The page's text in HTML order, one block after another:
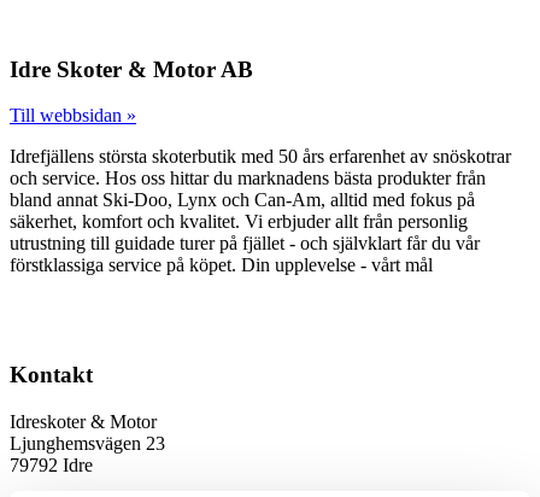
Idre Skoter & Motor AB
Till webbsidan »
Idrefjällens största skoterbutik med 50 års erfarenhet av snöskotrar
och service. Hos oss hittar du marknadens bästa produkter från
bland annat Ski-Doo, Lynx och Can-Am, alltid med fokus på
säkerhet, komfort och kvalitet. Vi erbjuder allt från personlig
utrustning till guidade turer på fjället - och självklart får du vår
förstklassiga service på köpet. Din upplevelse - vårt mål
Kontakt
Idreskoter & Motor
Ljunghemsvägen 23
79792 Idre